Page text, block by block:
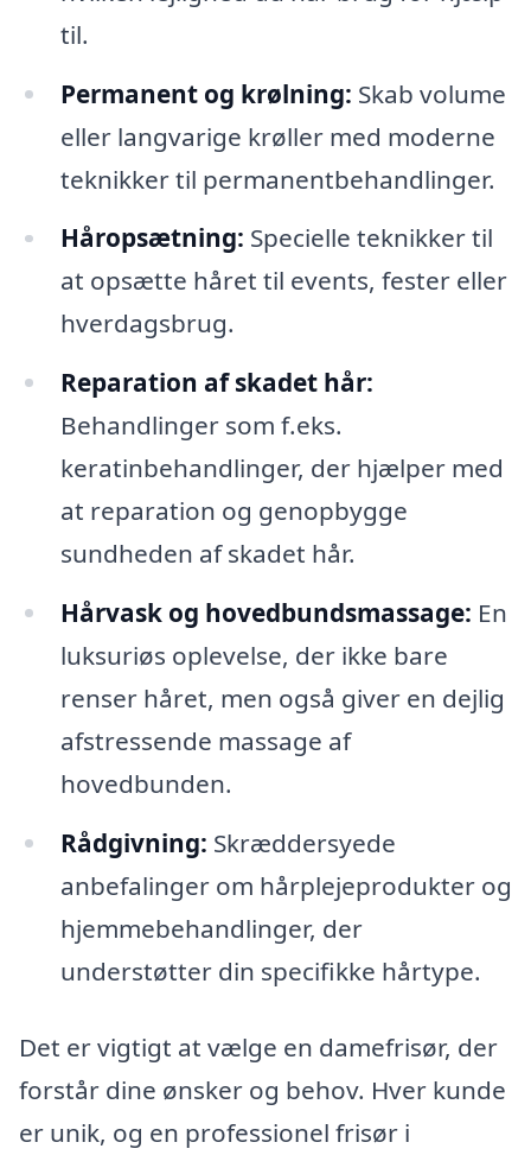
til.
Permanent og krølning: Skab volume
eller langvarige krøller med moderne
teknikker til permanentbehandlinger.
Håropsætning: Specielle teknikker til
at opsætte håret til events, fester eller
hverdagsbrug.
Reparation af skadet hår:
Behandlinger som f.eks.
keratinbehandlinger, der hjælper med
at reparation og genopbygge
sundheden af skadet hår.
Hårvask og hovedbundsmassage: En
luksuriøs oplevelse, der ikke bare
renser håret, men også giver en dejlig
afstressende massage af
hovedbunden.
Rådgivning: Skræddersyede
anbefalinger om hårplejeprodukter og
hjemmebehandlinger, der
understøtter din specifikke hårtype.
Det er vigtigt at vælge en damefrisør, der
forstår dine ønsker og behov. Hver kunde
er unik, og en professionel frisør i